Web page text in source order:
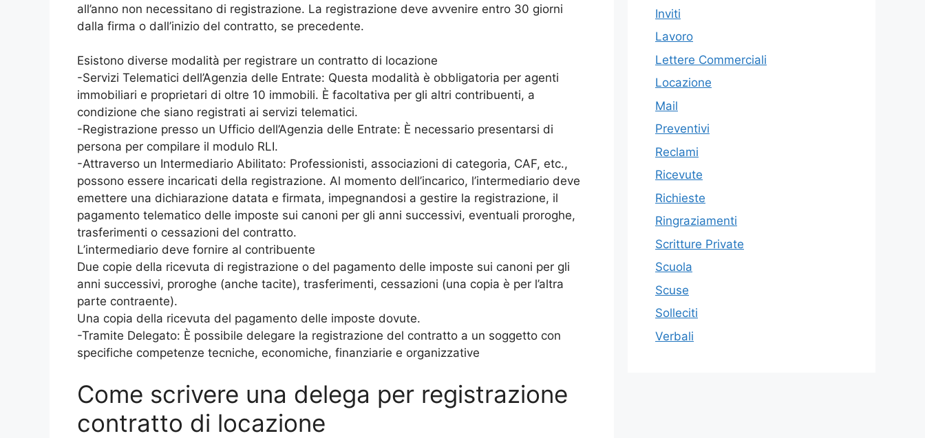
all’anno non necessitano di registrazione. La registrazione deve avvenire entro 30 giorni
dalla firma o dall’inizio del contratto, se precedente.
Esistono diverse modalità per registrare un contratto di locazione
-Servizi Telematici dell’Agenzia delle Entrate: Questa modalità è obbligatoria per agenti
immobiliari e proprietari di oltre 10 immobili. È facoltativa per gli altri contribuenti, a
condizione che siano registrati ai servizi telematici.
-Registrazione presso un Ufficio dell’Agenzia delle Entrate: È necessario presentarsi di
persona per compilare il modulo RLI.
-Attraverso un Intermediario Abilitato: Professionisti, associazioni di categoria, CAF, etc.,
possono essere incaricati della registrazione. Al momento dell’incarico, l’intermediario deve
emettere una dichiarazione datata e firmata, impegnandosi a gestire la registrazione, il
pagamento telematico delle imposte sui canoni per gli anni successivi, eventuali proroghe,
trasferimenti o cessazioni del contratto.
L’intermediario deve fornire al contribuente
Due copie della ricevuta di registrazione o del pagamento delle imposte sui canoni per gli
anni successivi, proroghe (anche tacite), trasferimenti, cessazioni (una copia è per l’altra
parte contraente).
Una copia della ricevuta del pagamento delle imposte dovute.
-Tramite Delegato: È possibile delegare la registrazione del contratto a un soggetto con
specifiche competenze tecniche, economiche, finanziarie e organizzative
Come scrivere una delega per registrazione
contratto di locazione
Inviti
Lavoro
Lettere Commerciali
Locazione
Mail
Preventivi
Reclami
Ricevute
Richieste
Ringraziamenti
Scritture Private
Scuola
Scuse
Solleciti
Verbali